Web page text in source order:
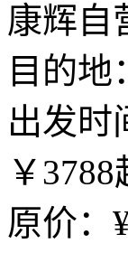
康辉自
目的
出发时
￥3788
原价：